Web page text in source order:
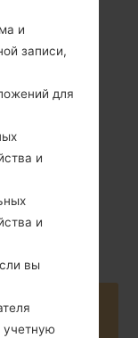
Li-Ion
2005
и
записи,
для
и
и
вы
учетную